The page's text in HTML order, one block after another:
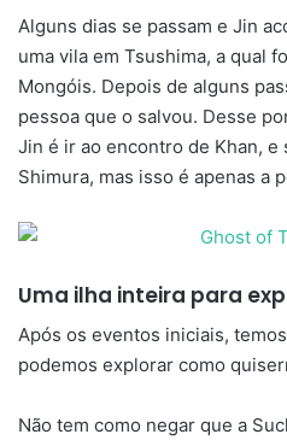
Alguns dias se passam e Jin
uma vila em Tsushima, a qual
Mongóis. Depois de alguns
pessoa que o salvou. Desse
Jin é ir ao encontro de Khan, e
Shimura, mas isso é apenas a
Uma ilha inteira para
Após os eventos iniciais,
podemos explorar como
Não tem como negar que a